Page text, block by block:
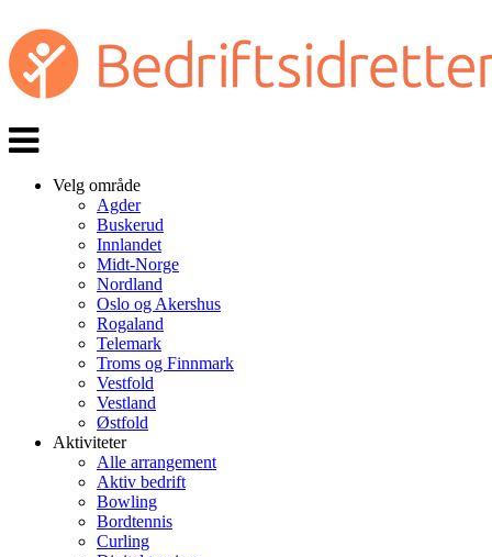
Veksle
navigasjon
Velg område
Agder
Buskerud
Innlandet
Midt-Norge
Nordland
Oslo og Akershus
Rogaland
Telemark
Troms og Finnmark
Vestfold
Vestland
Østfold
Aktiviteter
Alle arrangement
Aktiv bedrift
Bowling
Bordtennis
Curling